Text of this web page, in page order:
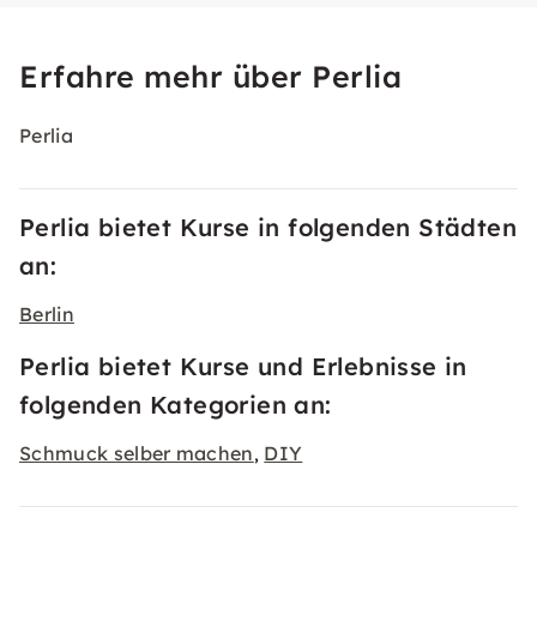
Erfahre mehr über Perlia
Perlia
Perlia bietet Kurse in folgenden Städten
an:
Berlin
Perlia bietet Kurse und Erlebnisse in
folgenden Kategorien an:
Schmuck selber machen, DIY